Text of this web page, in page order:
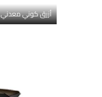
أزرق كوني معدني